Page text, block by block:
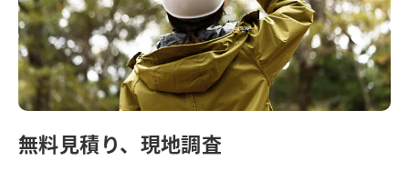
無料見積り、現地調査